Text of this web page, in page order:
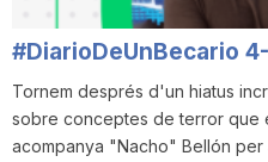
#DiarioDeUnBecario
Tornem després d'un hiatus
sobre conceptes de terror que
acompanya "Nacho" Bellón